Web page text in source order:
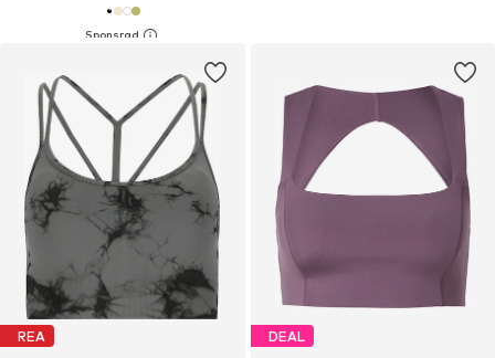
REA DEAL